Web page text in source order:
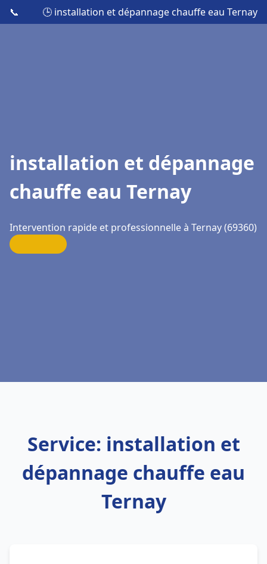
📞 🕒 installation et dépannage chauffe eau Ternay
installation et dépannage
chauffe eau Ternay
Intervention rapide et professionnelle à Ternay (69360)
Service: installation et
dépannage chauffe eau
Ternay